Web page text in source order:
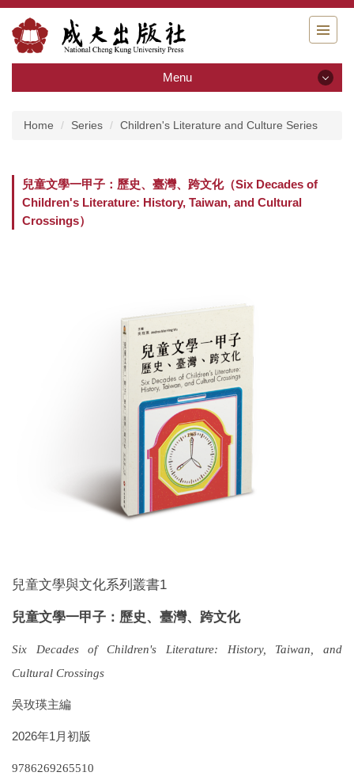
Jump
to
the
main
block
Menu
Application for Publication
Book Division
Home Series Children's Literature and Culture Series
兒童文學一甲子：歷史、臺灣、跨文化（Six Decades of
Children's Literature: History, Taiwan, and Cultural
Crossings）
兒童文學與文化系列叢書1
兒童文學一甲子：歷史、臺灣、跨文化
Six Decades of Children's Literature: History, Taiwan, and
Cultural Crossings
吳玫瑛主編
2026年1月初版
9786269265510